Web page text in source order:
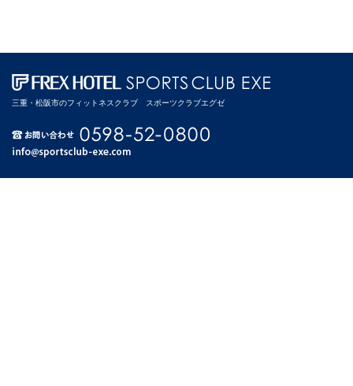
三重・松阪市のフィットネスクラブ スポーツクラブエグゼ